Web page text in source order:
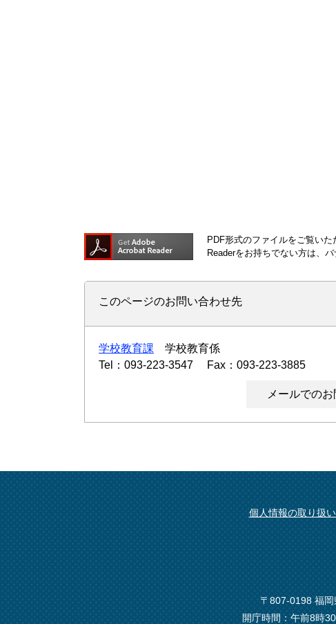
PDF形式のファイルをご覧いた
Readerをお持ちでない方は、
このページのお問い合わせ先
学校教育課
学校教育係
Tel：093-223-3547
Fax：093-223-3885
メールでの
個人情報の取り扱
〒807-0198 福
開庁時間：午前8時